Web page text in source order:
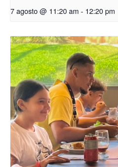
7 agosto @ 11:20 am - 12:20 pm